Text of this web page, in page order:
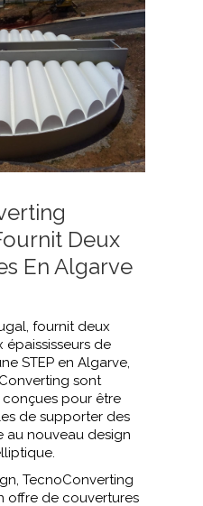
Deux
En Algarve
fournit deux
de
STEP en Algarve,
sont
conçues pour être
de supporter des
au nouveau design
TecnoConverting
offre de couvertures